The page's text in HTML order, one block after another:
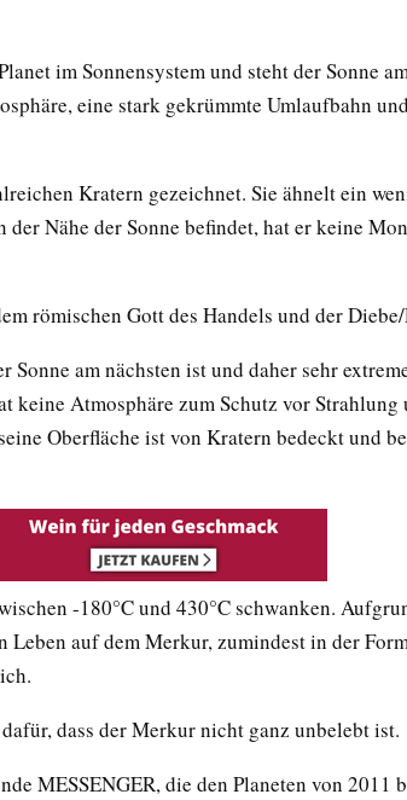
im Sonnensystem und steht der Sonne
eine stark gekrümmte Umlaufbahn
Kratern gezeichnet. Sie ähnelt ein
Nähe der Sonne befindet, hat er keine
römischen Gott des Handels und der
Sonne am nächsten ist und daher sehr
keine Atmosphäre zum Schutz vor Strahlung
Oberfläche ist von Kratern bedeckt und
-180°C und 430°C schwanken.
Leben auf dem Merkur, zumindest in der
dass der Merkur nicht ganz unbelebt ist.
MESSENGER, die den Planeten von 2011